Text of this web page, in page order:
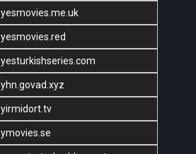
yesmovies.me.uk
yesmovies.red
yesturkishseries.com
yhn.govad.xyz
yirmidort.tv
ymovies.se